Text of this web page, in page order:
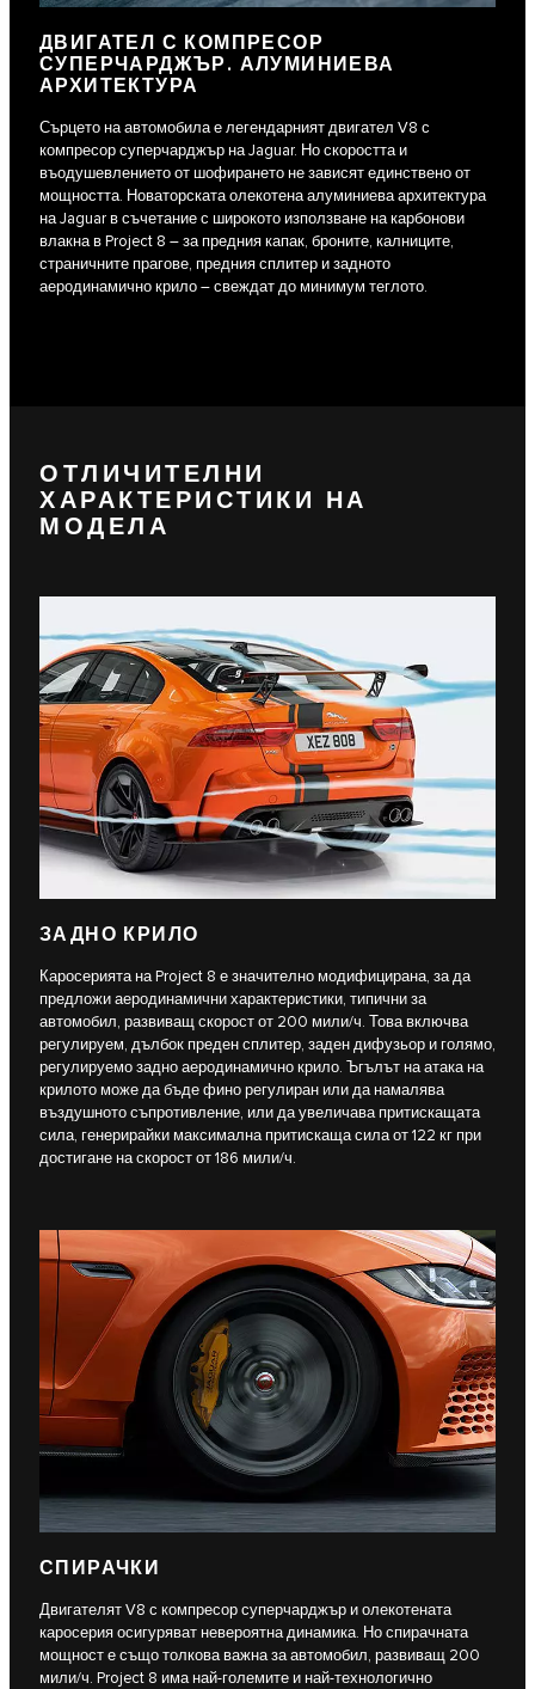
ДВИГАТЕЛ С КОМПРЕСОР
СУПЕРЧАРДЖЪР. АЛУМИНИЕВА
АРХИТЕКТУРА
Сърцето на автомобила е легендарният двигател V8 с
компресор суперчарджър на Jaguar. Но скоростта и
въодушевлението от шофирането не зависят единствено от
мощността. Новаторската олекотена алуминиева архитектура
на Jaguar в съчетание с широкото използване на карбонови
влакна в Project 8 – за предния капак, броните, калниците,
страничните прагове, предния сплитер и задното
аеродинамично крило – свеждат до минимум теглото.
ОТЛИЧИТЕЛНИ
ХАРАКТЕРИСТИКИ НА
МОДЕЛА
ЗАДНО КРИЛО
Каросерията на Project 8 е значително модифицирана, за да
предложи аеродинамични характеристики, типични за
автомобил, развиващ скорост от 200 мили/ч. Това включва
регулируем, дълбок преден сплитер, заден дифузьор и голямо,
регулируемо задно аеродинамично крило. Ъгълът на атака на
крилото може да бъде фино регулиран или да намалява
въздушното съпротивление, или да увеличава притискащата
сила, генерирайки максимална притискаща сила от 122 кг при
достигане на скорост от 186 мили/ч.
СПИРАЧКИ
Двигателят V8 с компресор суперчарджър и олекотената
каросерия осигуряват невероятна динамика. Но спирачната
мощност е също толкова важна за автомобил, развиващ 200
мили/ч. Project 8 има най-големите и най-технологично